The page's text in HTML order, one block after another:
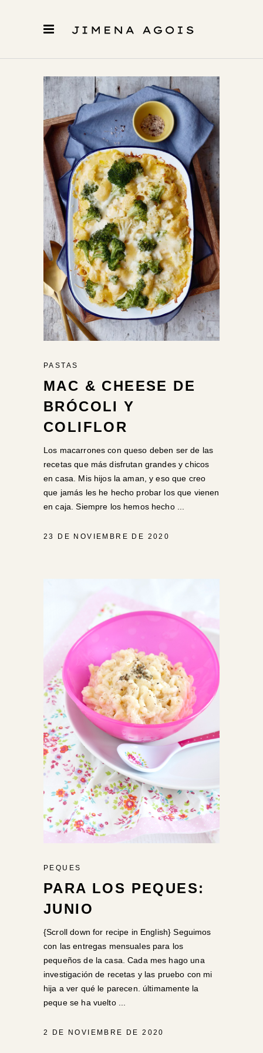
PASTAS
MAC & CHEESE DE
BRÓCOLI Y
COLIFLOR
Los macarrones con queso deben ser de las
recetas que más disfrutan grandes y chicos
en casa. Mis hijos la aman, y eso que creo
que jamás les he hecho probar los que vienen
en caja. Siempre los hemos hecho
23 DE NOVIEMBRE DE 2020
PEQUES
PARA LOS PEQUES:
JUNIO
{Scroll down for recipe in English} Seguimos
con las entregas mensuales para los
pequeños de la casa. Cada mes hago una
investigación de recetas y las pruebo con mi
hija a ver qué le parecen. últimamente la
peque se ha vuelto
2 DE NOVIEMBRE DE 2020